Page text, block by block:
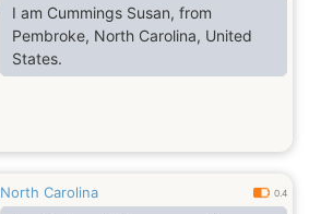
I am Cummings Susan, from
Pembroke, North Carolina, United
States.
North Carolina 0.4